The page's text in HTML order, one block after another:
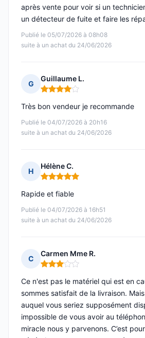
Publié le 05/07/2026 à 08h08
suite à un achat du 24/06/2026
après vente pour voir si un
un détecteur de fuite et faire les
G
Guillaume L.
Note : 4 sur 5
Publié le 04/07/2026 à 20h16
suite à un achat du 24/06/2026
Très bon vendeur je recommande
H
Hélène C.
Note : 5 sur 5
Publié le 04/07/2026 à 16h51
suite à un achat du 24/06/2026
Rapide et fiable
C
Carmen Mme R.
Note : 3 sur 5
Ce n'est pas le matériel qui est en
sommes satisfait de la livraison.
auquel vous seriez supposément
impossible de vous avoir au
miracle nous y parvenons. C’est